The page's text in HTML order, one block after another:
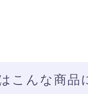
こんな商品